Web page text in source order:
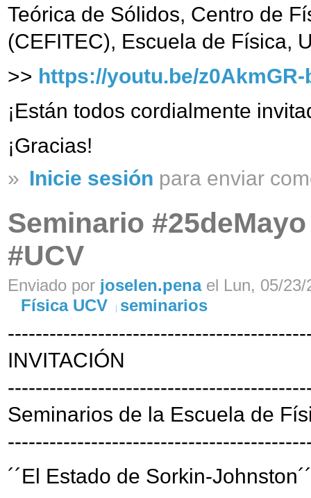
Teórica de Sólidos, Centro de
(CEFITEC), Escuela de Física,
>> https://youtu.be/z0AkmGR-
¡Están todos cordialmente
¡Gracias!
» Inicie sesión para enviar
Seminario
#UCV
Enviado por joselen.penael Lun, 05/23/
Física UCV
seminarios
INVITACIÓN
Seminarios de la Escuela de
´´El Estado de Sorkin-Johnston´´